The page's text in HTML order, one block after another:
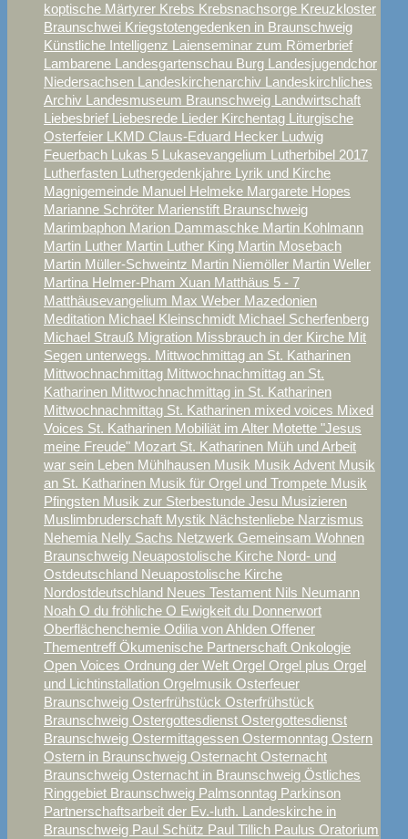
koptische Märtyrer Krebs Krebsnachsorge Kreuzkloster
Braunschwei Kriegstotengedenken in Braunschweig
Künstliche Intelligenz Laienseminar zum Römerbrief
Lambarene Landesgartenschau Burg Landesjugendchor
Niedersachsen Landeskirchenarchiv Landeskirchliches
Archiv Landesmuseum Braunschweig Landwirtschaft
Liebesbrief Liebesrede Lieder Kirchentag Liturgische
Osterfeier LKMD Claus-Eduard Hecker Ludwig
Feuerbach Lukas 5 Lukasevangelium Lutherbibel 2017
Lutherfasten Luthergedenkjahre Lyrik und Kirche
Magnigemeinde Manuel Helmeke Margarete Hopes
Marianne Schröter Marienstift Braunschweig
Marimbaphon Marion Dammaschke Martin Kohlmann
Martin Luther Martin Luther King Martin Mosebach
Martin Müller-Schweintz Martin Niemöller Martin Weller
Martina Helmer-Pham Xuan Matthäus 5 - 7
Matthäusevangelium Max Weber Mazedonien
Meditation Michael Kleinschmidt Michael Scherfenberg
Michael Strauß Migration Missbrauch in der Kirche Mit
Segen unterwegs. Mittwochmittag an St. Katharinen
Mittwochnachmittag Mittwochnachmittag an St.
Katharinen Mittwochnachmittag in St. Katharinen
Mittwochnachmittag St. Katharinen mixed voices Mixed
Voices St. Katharinen Mobiliät im Alter Motette "Jesus
meine Freude" Mozart St. Katharinen Müh und Arbeit
war sein Leben Mühlhausen Musik Musik Advent Musik
an St. Katharinen Musik für Orgel und Trompete Musik
Pfingsten Musik zur Sterbestunde Jesu Musizieren
Muslimbruderschaft Mystik Nächstenliebe Narzismus
Nehemia Nelly Sachs Netzwerk Gemeinsam Wohnen
Braunschweig Neuapostolische Kirche Nord- und
Ostdeutschland Neuapostolische Kirche
Nordostdeutschland Neues Testament Nils Neumann
Noah O du fröhliche O Ewigkeit du Donnerwort
Oberflächenchemie Odilia von Ahlden Offener
Thementreff Ökumenische Partnerschaft Onkologie
Open Voices Ordnung der Welt Orgel Orgel plus Orgel
und Lichtinstallation Orgelmusik Osterfeuer
Braunschweig Osterfrühstück Osterfrühstück
Braunschweig Ostergottesdienst Ostergottesdienst
Braunschweig Ostermittagessen Ostermonntag Ostern
Ostern in Braunschweig Osternacht Osternacht
Braunschweig Osternacht in Braunschweig Östliches
Ringgebiet Braunschweig Palmsonntag Parkinson
Partnerschaftsarbeit der Ev.-luth. Landeskirche in
Braunschweig Paul Schütz Paul Tillich Paulus Oratorium